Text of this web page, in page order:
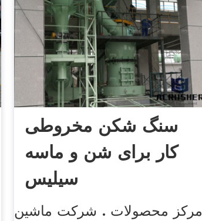
سنگ شکن مخروطی
کار برای شن و ماسه
سیلیس
مرکز محصولات . شرکت ماشین